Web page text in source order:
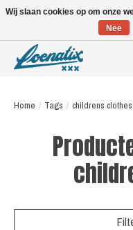
Home / Tags / childrens clothes
Wij slaan cookies op om onze
Nee